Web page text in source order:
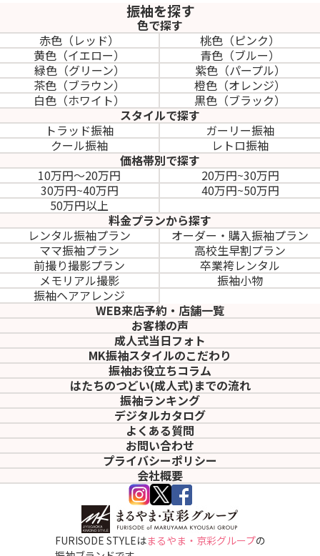
振袖を探す
色で探す
赤色（レッド）
桃色（ピンク）
黄色（イエロー）
青色（ブルー）
緑色（グリーン）
紫色（パープル）
茶色（ブラウン）
橙色（オレンジ）
白色（ホワイト）
黒色（ブラック）
スタイルで探す
トラッド振袖
ガーリー振袖
クール振袖
レトロ振袖
価格帯別で探す
10万円～20万円
20万円~30万円
30万円~40万円
40万円~50万円
50万円以上
料金プランから探す
レンタル振袖プラン
オーダー・購入振袖プラン
ママ振袖プラン
高校生早割プラン
前撮り撮影プラン
卒業袴レンタル
メモリアル撮影
振袖小物
振袖ヘアアレンジ
WEB来店予約・店舗一覧
お客様の声
成人式当日フォト
MK振袖スタイルのこだわり
振袖お役立ちコラム
はたちのつどい(成人式)までの流れ
振袖ランキング
デジタルカタログ
よくある質問
お問い合わせ
プライバシーポリシー
会社概要
FURISODE STYLEはまるやま・京彩グループの